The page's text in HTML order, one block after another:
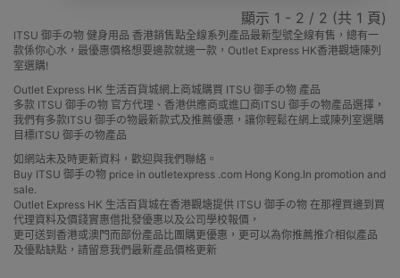
顯示 1 - 2 / 2 (共 1 頁)
ITSU 御手の物 健身用品 香港銷售點全線系列產品最新型號全線有售，總有一
款係你心水，最優惠價格想要邊款就邊一款，Outlet Express HK香港觀塘陳列
室選購!
Outlet Express HK 生活百貨城網上商城購買 ITSU 御手の物 產品
多款 ITSU 御手の物 官方代理、香港供應商或進口商ITSU 御手の物產品選擇，
我們有多款ITSU 御手の物最新款式及推薦優惠，讓你輕鬆在網上或陳列室選購
目標ITSU 御手の物產品
如網站未及時更新資料，歡迎與我們聯絡。
Buy ITSU 御手の物 price in outletexpress .com Hong Kong.In promotion and
sale.
Outlet Express HK 生活百貨城在香港觀塘提供 ITSU 御手の物 在那裡買邊到買
代理資料及價錢實惠借批發優惠以及公司學校報價，
更可送到香港或澳門而部份產品比團購更優惠，更可以為你推薦推介相似產品
及優點缺點，請留意我們最新產品價格更新